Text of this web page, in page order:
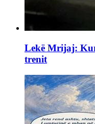
Lekë Mrijaj:
trenit